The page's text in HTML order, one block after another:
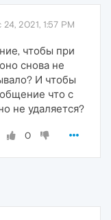
24, 2021, 1:57 PM
чтобы при
снова не
И чтобы
что с
не удаляется?
0